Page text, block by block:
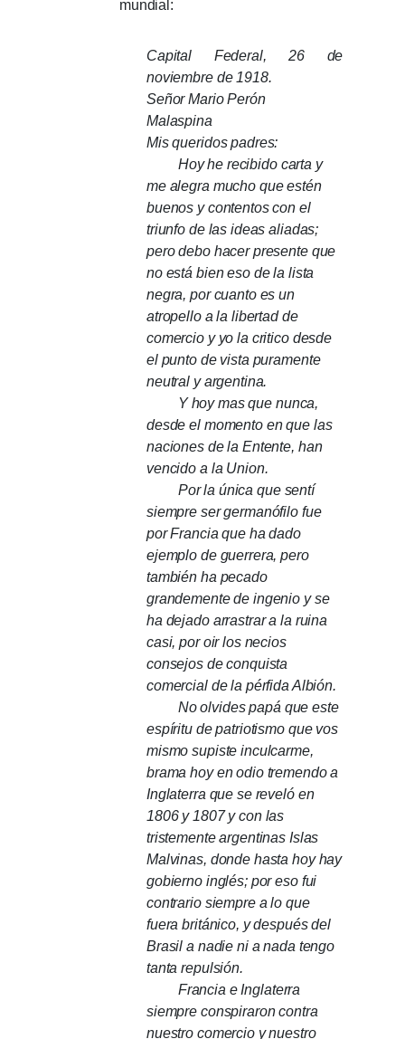
mundial:
Capital Federal, 26 de
noviembre de 1918.
Señor Mario Perón
Malaspina
Mis queridos padres:
Hoy he recibido carta y
me alegra mucho que estén
buenos y contentos con el
triunfo de las ideas aliadas;
pero debo hacer presente que
no está bien eso de la lista
negra, por cuanto es un
atropello a la libertad de
comercio y yo la critico desde
el punto de vista puramente
neutral y argentina.
Y hoy mas que nunca,
desde el momento en que las
naciones de la Entente, han
vencido a la Union.
Por la única que sentí
siempre ser germanófilo fue
por Francia que ha dado
ejemplo de guerrera, pero
también ha pecado
grandemente de ingenio y se
ha dejado arrastrar a la ruina
casi, por oir los necios
consejos de conquista
comercial de la pérfida Albión.
No olvides papá que este
espíritu de patriotismo que vos
mismo supiste inculcarme,
brama hoy en odio tremendo a
Inglaterra que se reveló en
1806 y 1807 y con las
tristemente argentinas Islas
Malvinas, donde hasta hoy hay
gobierno inglés; por eso fui
contrario siempre a lo que
fuera británico, y después del
Brasil a nadie ni a nada tengo
tanta repulsión.
Francia e Inglaterra
siempre conspiraron contra
nuestro comercio y nuestro